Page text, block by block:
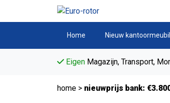
Home Nieuw
Eigen Magazijn, Transport,
home > nieuwprijs bank: